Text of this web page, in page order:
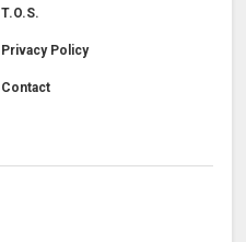
T.O.S.
Privacy Policy
Contact